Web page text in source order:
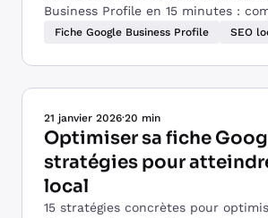
Business Profile en 15 minutes :
validation vidéo, optimisation SEO
Fiche Google Business Profile SEO
21 janvier 2026·20 min
Optimiser sa fiche
stratégies pour
local
15 stratégies concrètes pour